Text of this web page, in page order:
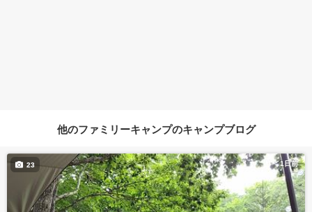
他のファミリーキャンプのキャンプブログ
1日前
23